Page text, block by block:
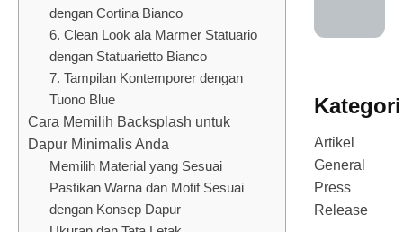
dengan Cortina Bianco
6. Clean Look ala Marmer Statuario
dengan Statuarietto Bianco
7. Tampilan Kontemporer dengan
Tuono Blue
Cara Memilih Backsplash untuk
Dapur Minimalis Anda
Memilih Material yang Sesuai
Pastikan Warna dan Motif Sesuai
dengan Konsep Dapur
Kategori
Artikel
General
Press
Release